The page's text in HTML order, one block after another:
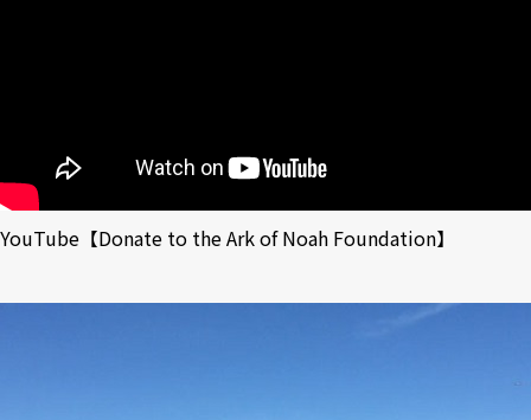
YouTube【Donate to the Ark of Noah Foundation】